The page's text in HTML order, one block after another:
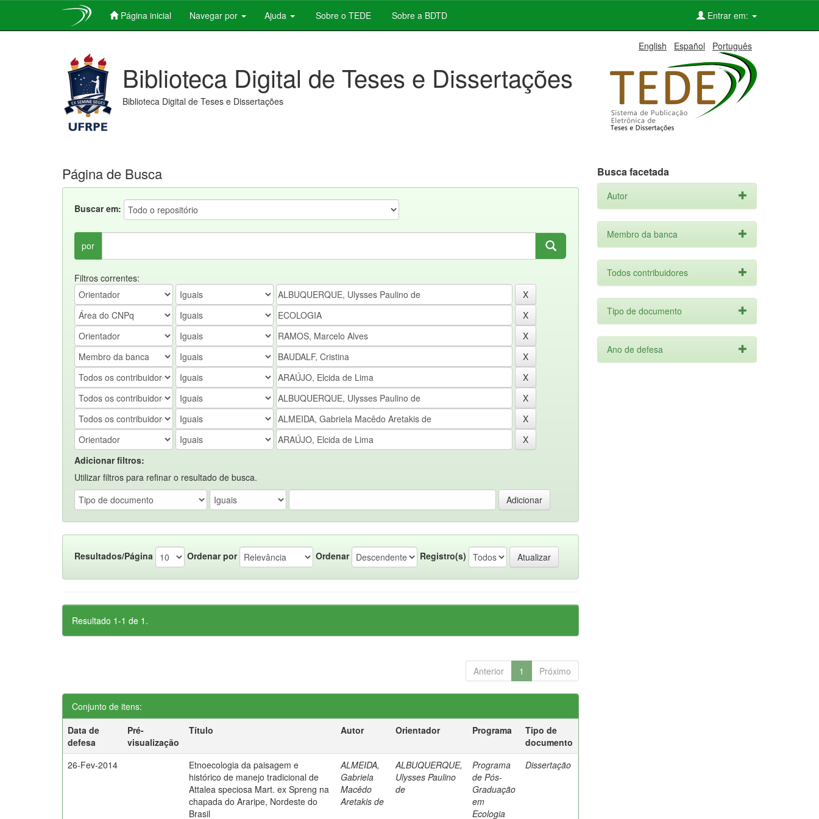
Página inicial Navegar por Ajuda Sobre o TEDE Sobre a BDTD Entrar em:
English Español Português
Biblioteca Digital de Teses e Dissertações
Biblioteca Digital de Teses e Dissertações
Página de Busca
Buscar em:
por
Filtros correntes:
Adicionar filtros:
Utilizar filtros para refinar o resultado de busca.
Resultados/Página Ordenar por Ordenar Registro(s)
Resultado 1-1 de 1.
Anterior 1 Próximo
Conjunto de itens:
Data de
defesa
Pré-
visualização
Título Autor Orientador Programa
Tipo de
documento
26-Fev-2014
Etnoecologia da paisagem e
histórico de manejo tradicional de
Attalea speciosa Mart. ex Spreng na
chapada do Araripe, Nordeste do
Brasil
ALMEIDA,
Gabriela
Macêdo
Aretakis de
ALBUQUERQUE,
Ulysses Paulino
de
Programa
de Pós-
Graduação
em
Ecologia
Dissertação
Busca facetada
Autor
Membro da banca
Todos contribuidores
Tipo de documento
Ano de defesa